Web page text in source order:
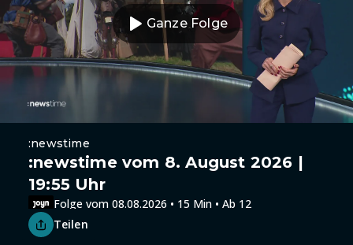
Ganze Folge
:newstime
:newstime vom 8. August 2026 |
19:55 Uhr
Folge vom 08.08.2026 • 15 Min • Ab 12
Teilen